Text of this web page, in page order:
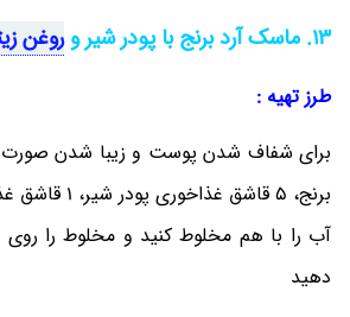
13. ماسک آرد برنج با پودر شیر و روغن
طرز تهیه :
برنج، 5 قاشق
آب را با هم مخلوط کنید و مخلوط را روی
دهید